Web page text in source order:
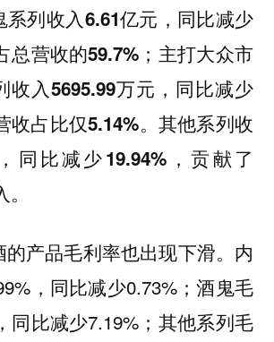
系列收入6.61亿元，同比减少
总营收的59.7%；主打大众市
收入5695.99万元，同比减少
收占比仅5.14%。其他系列收
同比减少19.94%，贡献了
产品毛利率也出现下滑。内
，同比减少0.73%；酒鬼毛
同比减少7.19%；其他系列毛